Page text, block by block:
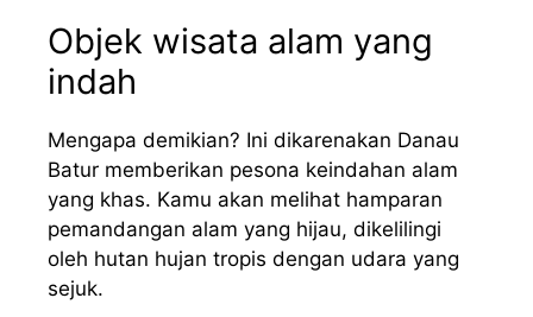
Objek wisata alam yang
indah
Mengapa demikian? Ini dikarenakan Danau
Batur memberikan pesona keindahan alam
yang khas. Kamu akan melihat hamparan
pemandangan alam yang hijau, dikelilingi
oleh hutan hujan tropis dengan udara yang
sejuk.